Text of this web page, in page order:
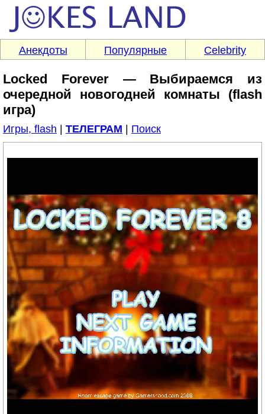
Анекдоты Популярные Celebrity
Locked Forever — Выбираемся из
очередной новогодней комнаты (flash
игра)
Игры, flash ТЕЛЕГРАМ Поиск